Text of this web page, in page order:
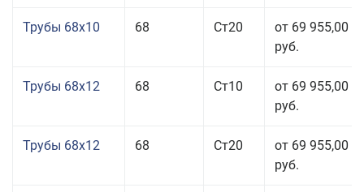
Трубы 68x10 68 Ст20
от 69 955,00
руб.
Трубы 68x12 68 Ст10
от 69 955,00
руб.
Трубы 68x12 68 Ст20
от 69 955,00
руб.